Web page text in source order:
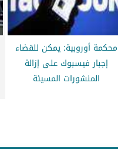
محكمة أوروبية: يمكن للقضاء
إجبار فيسبوك على إزالة
المنشورات المسيئة